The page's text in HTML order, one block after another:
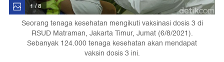
1 / 8
Seorang tenaga kesehatan mengikuti vaksinasi dosis 3 di
RSUD Matraman, Jakarta Timur, Jumat (6/8/2021).
Sebanyak 124.000 tenaga kesehatan akan mendapat
vaksin dosis 3 ini.